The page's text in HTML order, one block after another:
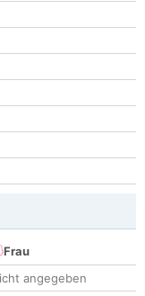
Frau
angegeben